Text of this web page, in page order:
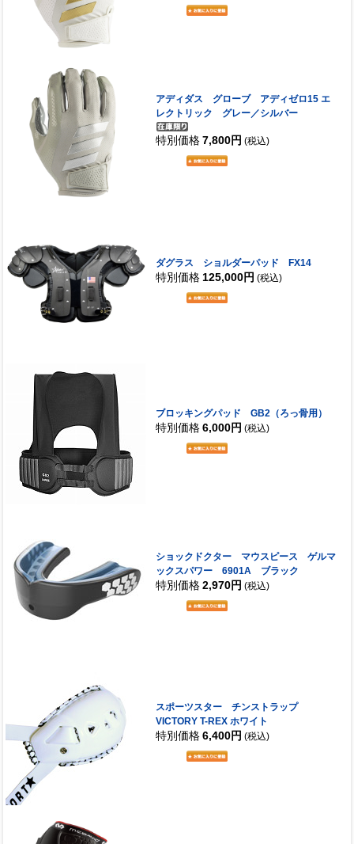
アディダス グローブ アディゼロ15 エ
レクトリック グレー／シルバー
特別価格 7,800円 (税込)
ダグラス ショルダーパッド FX14
特別価格 125,000円 (税込)
ブロッキングパッド GB2（ろっ骨用）
特別価格 6,000円 (税込)
ショックドクター マウスピース ゲルマ
ックスパワー 6901A ブラック
特別価格 2,970円 (税込)
スポーツスター チンストラップ
VICTORY T-REX ホワイト
特別価格 6,400円 (税込)